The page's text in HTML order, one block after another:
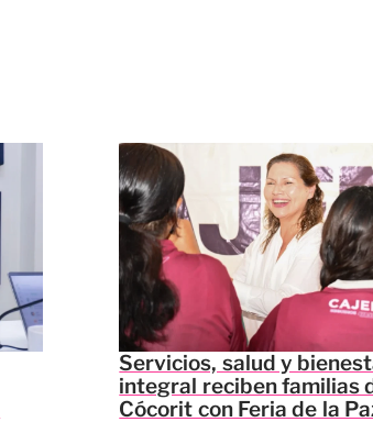
Servicios, salud y
integral reciben familias
Cócorit con Feria de la